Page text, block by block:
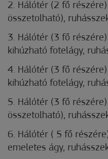
2. Hálótér (2 fő
összetolható),
3. Hálótér (3 fő
kihúzható fotelágy,
4. Hálótér (3 fő
kihúzható fotelágy,
5. Hálótér (3 fő
összetolható),
6. Hálótér ( 5 fő
emeletes ágy,